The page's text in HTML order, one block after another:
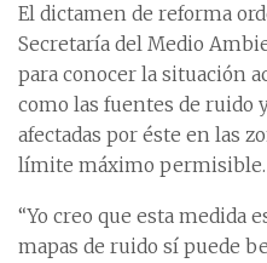
El dictamen de reforma
Secretaría del Medio
para conocer la situación
como las fuentes de ruido
afectadas por éste en las
límite máximo permisible.
“Yo creo que esta medida
mapas de ruido sí puede